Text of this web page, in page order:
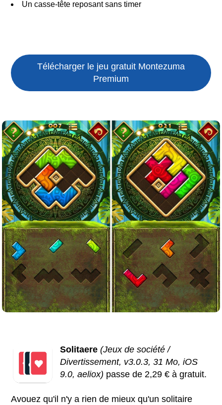
Un casse-tête reposant sans timer
Télécharger le jeu gratuit Montezuma
Premium
Solitaere (Jeux de société /
Divertissement, v3.0.3, 31 Mo, iOS
9.0, aeliox) passe de 2,29 € à gratuit.
Avouez qu'il n'y a rien de mieux qu'un solitaire